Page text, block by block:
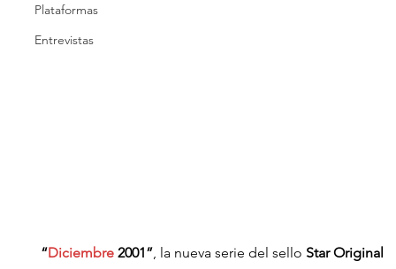
Plataformas
Entrevistas
“Diciembre 2001”, la nueva serie del sello Star Original